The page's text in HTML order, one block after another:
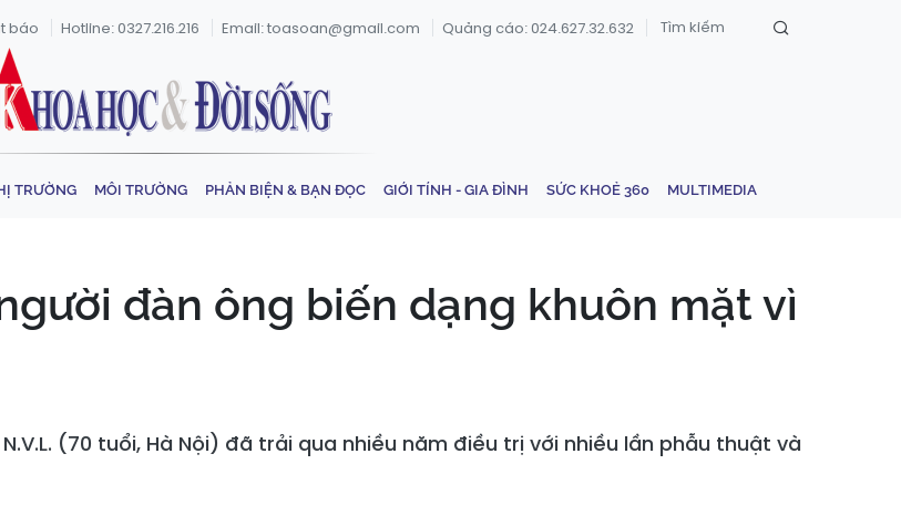
báo Hotline: 0327.216.216 Email: toasoan@gmail.com Quảng cáo: 024.627.32.632
TRƯỜNG MÔI TRƯỜNG PHẢN BIỆN & BẠN ĐỌC GIỚI TÍNH - GIA ĐÌNH SỨC KHOẺ 360 MULTIMEDIA
đàn ông biến dạng khuôn mặt vì
(70 tuổi, Hà Nội) đã trải qua nhiều năm điều trị với nhiều lần phẫu thuật và